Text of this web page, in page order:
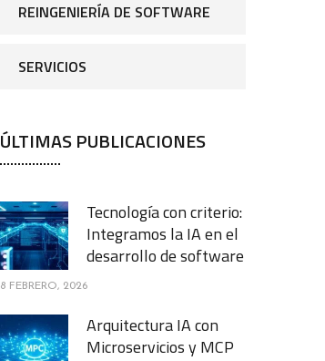
REINGENIERÍA DE SOFTWARE
SERVICIOS
ÚLTIMAS PUBLICACIONES
Tecnología con criterio:
Integramos la IA en el
desarrollo de software
8 FEBRERO, 2026
Arquitectura IA con
Microservicios y MCP